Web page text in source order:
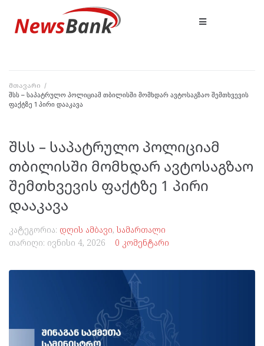
მთავარი /
შსს – საპატრულო პოლიციამ თბილისში მომხდარ ავტოსაგზაო შემთხვევის
ფაქტზე 1 პირი დააკავა
შსს – საპატრულო პოლიციამ
თბილისში მომხდარ ავტოსაგზაო
შემთხვევის ფაქტზე 1 პირი
დააკავა
კატეგორია: დღის ამბავი, სამართალი
თარიღი: ივნისი 4, 2026 0 კომენტარი